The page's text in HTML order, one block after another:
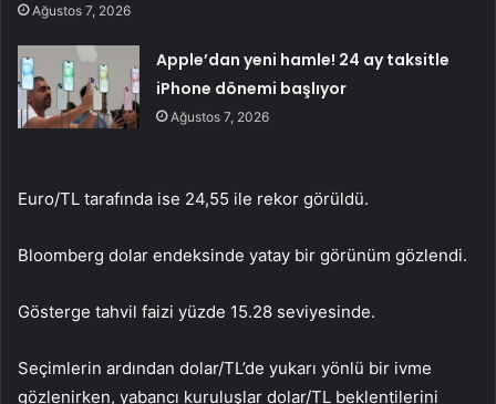
Ağustos 7, 2026
Apple’dan yeni hamle! 24 ay taksitle
iPhone dönemi başlıyor
Ağustos 7, 2026
Euro/TL tarafında ise 24,55 ile rekor görüldü.
Bloomberg dolar endeksinde yatay bir görünüm gözlendi.
Gösterge tahvil faizi yüzde 15.28 seviyesinde.
Seçimlerin ardından dolar/TL’de yukarı yönlü bir ivme
gözlenirken, yabancı kuruluşlar dolar/TL beklentilerini